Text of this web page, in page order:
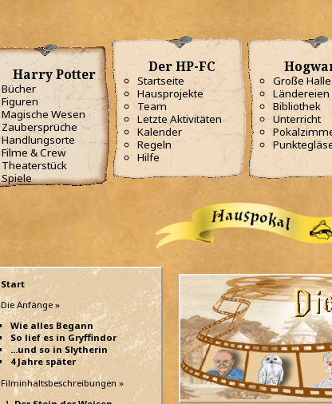
Harry Potter
Bücher
Figuren
Magische Wesen
Zaubersprüche
Handlungsorte
Filme & Crew
Theaterstück
Spiele
Der HP-FC
Startseite
Hausprojekte
Team
Letzte Aktivitäten
Kalender
Regeln
Hilfe
Große Halle
Ländereien
Bibliothek
Unterricht
Start
Die Anfänge »
Wie alles Begann
So lief es in Gryffindor
...und so in Slytherin
4 Jahre später
Filminhaltsbeschreibungen »